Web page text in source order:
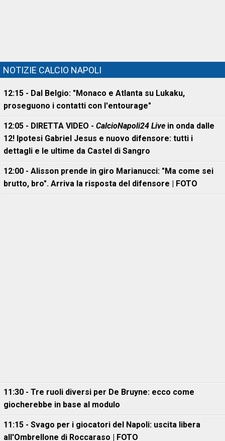
NOTIZIE CALCIO NAPOLI
12:15 - Dal Belgio: "Monaco e Atlanta su Lukaku,
proseguono i contatti con l'entourage"
12:05 - DIRETTA VIDEO - CalcioNapoli24 Live in onda dalle
12! Ipotesi Gabriel Jesus e nuovo difensore: tutti i
dettagli e le ultime da Castel di Sangro
12:00 - Alisson prende in giro Marianucci: "Ma come sei
brutto, bro". Arriva la risposta del difensore | FOTO
11:30 - Tre ruoli diversi per De Bruyne: ecco come
giocherebbe in base al modulo
11:15 - Svago per i giocatori del Napoli: uscita libera
all'Ombrellone di Roccaraso | FOTO